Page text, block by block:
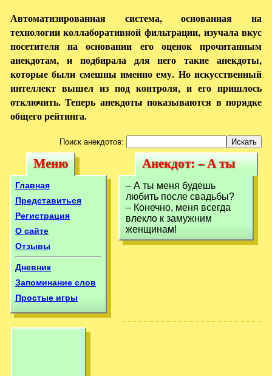
Автоматизированная система, основанная на
технологии коллаборативной фильтрации, изучала вкус
посетителя на основании его оценок прочитанным
анекдотам, и подбирала для него такие анекдоты,
которые были смешны именно ему. Но искусственный
интеллект вышел из под контроля, и его пришлось
отключить. Теперь анекдоты показываются в порядке
общего рейтинга.
Поиск анекдотов:
Меню
Меню
Главная
Представиться
Регистрация
О сайте
Отзывы
Дневник
Запоминание слов
Простые игры
Анекдот: – А ты
меня будешь
любить
Анекдот: – А ты
меня будешь
любить
– А ты меня будешь
любить после свадьбы?
– Конечно, меня всегда
влекло к замужним
женщинам!